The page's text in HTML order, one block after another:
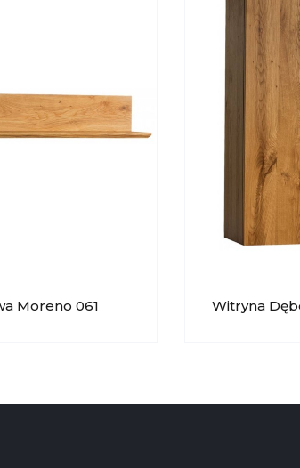
Moreno 061
Witryna